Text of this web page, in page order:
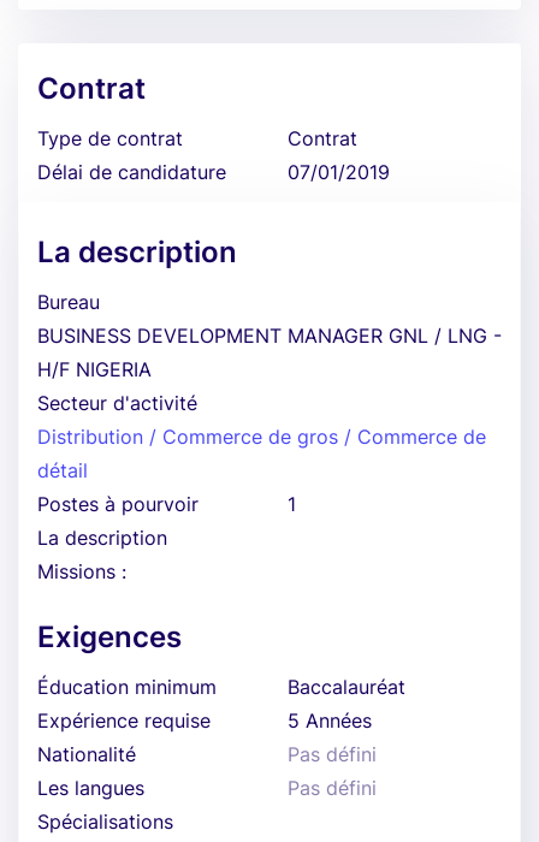
Contrat
Type de contrat
Contrat
Délai de candidature
07/01/2019
La description
Bureau
BUSINESS DEVELOPMENT MANAGER GNL / LNG -
H/F NIGERIA
Secteur d'activité
Distribution / Commerce de gros / Commerce de
détail
Postes à pourvoir
1
La description
Missions :
Exigences
Éducation minimum
Baccalauréat
Expérience requise
5 Années
Nationalité
Pas défini
Les langues
Pas défini
Spécialisations